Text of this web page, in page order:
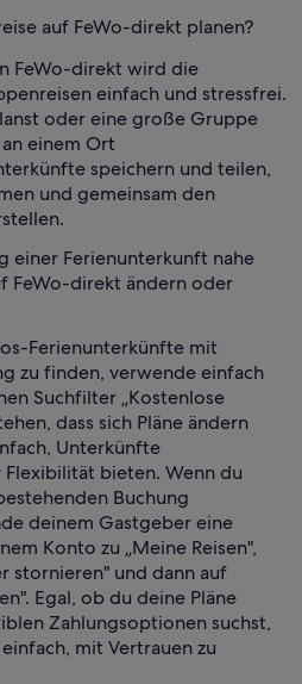
auf FeWo-direkt planen?
FeWo-direkt wird die
einfach und stressfrei.
oder eine große Gruppe
einem Ort
speichern und teilen,
und gemeinsam den
einer Ferienunterkunft nahe
FeWo-direkt ändern oder
Ferienunterkünfte mit
zu finden, verwende einfach
Suchfilter „Kostenlose
dass sich Pläne ändern
Unterkünfte
bieten. Wenn du
Buchung
deinem Gastgeber eine
Konto zu „Meine Reisen",
stornieren" und dann auf
Egal, ob du deine Pläne
Zahlungsoptionen suchst,
mit Vertrauen zu